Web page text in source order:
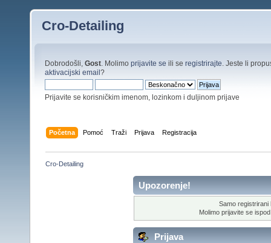
Cro-Detailing
Dobrodošli, Gost . Molimo prijavite se ili se registrirajte . Jeste li
aktivacijski email?
Prijavite se korisničkim imenom, lozinkom i duljinom prijave
Početna Pomoć Traži Prijava Registracija
Cro-Detailing
Upozorenje!
Samo registrirani
Molimo prijavite se
Prijava